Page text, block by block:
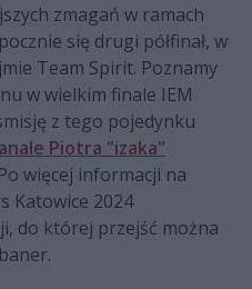
zmagań w ramach
się drugi półfinał, w
Team Spirit. Poznamy
w wielkim finale IEM
z tego pojedynku
Piotra "izaka"
więcej informacji na
Katowice 2024
do której przejść można